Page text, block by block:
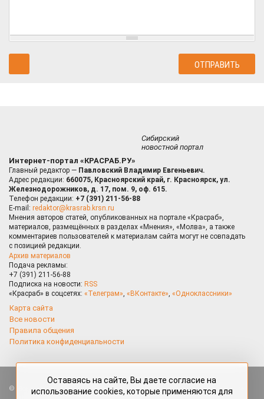
Сибирский
новостной портал
Интернет-портал «КРАСРАБ.РУ»
Главный редактор — Павловский Владимир Евгеньевич.
Адрес редакции: 660075, Красноярский край, г. Красноярск, ул.
Железнодорожников, д. 17, пом. 9, оф. 615.
Телефон редакции: +7 (391) 211-56-88
E-mail: redaktor@krasrab.krsn.ru
Мнения авторов статей, опубликованных на портале «Красраб»,
материалов, размещённых в разделах «Мнения», «Молва», а также
комментариев пользователей к материалам сайта могут не совпадать
с позицией редакции.
Архив материалов
Подача рекламы:
+7 (391) 211-56-88
Подписка на новости: RSS
«Красраб» в соцсетях: «Телеграм» «ВКонтакте» «Одноклассники»
Карта сайта
Все новости
Правила общения
Политика конфиденциальности
Все права защищены. Любые материалы, размещённые на портале
Оставаясь на сайте, Вы даете согласие на
использование cookies, которые применяются для